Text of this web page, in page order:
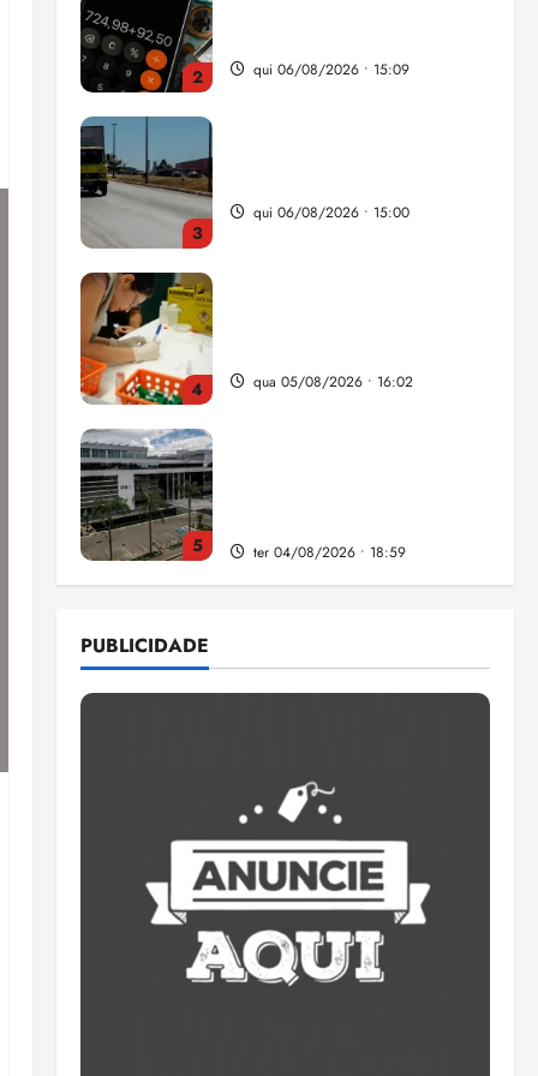
2 qui 06/08/2026 • 15:09
3
qui 06/08/2026 • 15:00
4 qua 05/08/2026 • 16:02
5 ter 04/08/2026 • 18:59
participação
qui 06/08/2026 • 15:18
2
da renda é comprometida
com dívidas
qui 06/08/2026 • 15:09
Entenda o que muda com a
nova Lei do Frete
qui 06/08/2026 • 15:00
PUBLICIDADE